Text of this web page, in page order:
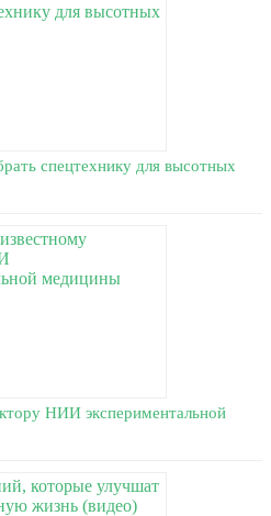
спецтехнику для высотных
НИИ экспериментальной